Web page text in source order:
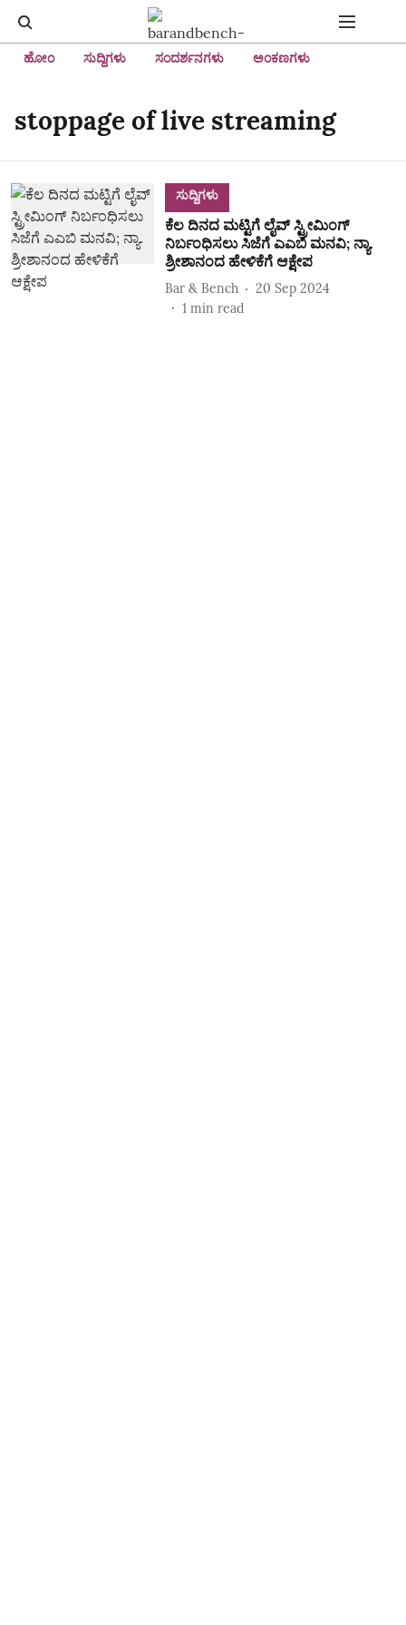
ಹೋಂ ಸುದ್ದಿಗಳು ಸಂದರ್ಶನಗಳು ಅಂಕಣಗಳು
stoppage of live streaming
ಸುದ್ದಿಗಳು
ಕೆಲ ದಿನದ ಮಟ್ಟಿಗೆ ಲೈವ್‌ ಸ್ಟ್ರೀಮಿಂಗ್‌
ನಿರ್ಬಂಧಿಸಲು ಸಿಜೆಗೆ ಎಎಬಿ ಮನವಿ; ನ್ಯಾ.
ಶ್ರೀಶಾನಂದ ಹೇಳಿಕೆಗೆ ಆಕ್ಷೇಪ
Bar & Bench
20 Sep 2024
1 min read